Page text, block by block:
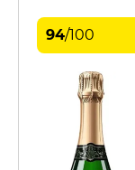
94/100